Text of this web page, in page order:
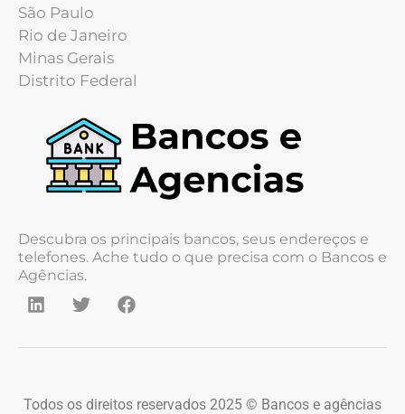
São Paulo
Rio de Janeiro
Minas Gerais
Distrito Federal
Descubra os principais bancos, seus endereços e
telefones. Ache tudo o que precisa com o Bancos e
Agências.
Todos os direitos reservados 2025 © Bancos e agências